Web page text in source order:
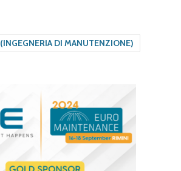
(INGEGNERIA DI MANUTENZIONE)